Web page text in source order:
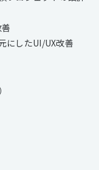
にしたUI/UX改善